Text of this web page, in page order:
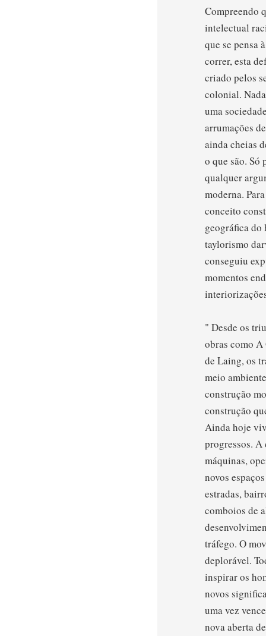
Compreendo
intelectual
que se pensa
correr, esta
criado pelos
colonial.
uma
arrumações
ainda cheias
o que são.
qualquer
moderna.
conceito
geográfica do
taylorismo
conseguiu
momentos
" Desde os
obras como
de Laing, os
meio
construção
construção
Ainda hoje
progressos. A
máquinas,
novos
estradas,
comboios de
tráfego. O
deplorável.
inspirar os
novos
uma vez
nova aberta